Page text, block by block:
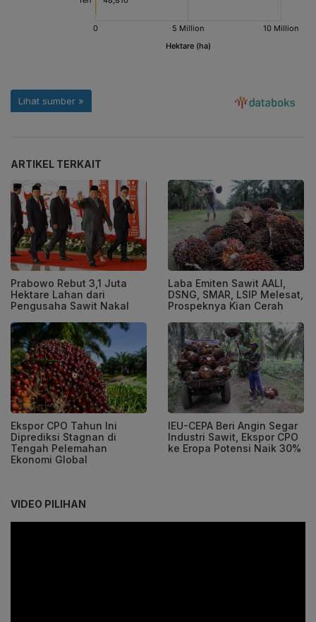
ARTIKEL TERKAIT
Prabowo Rebut 3,1 Juta
Hektare Lahan dari
Pengusaha Sawit Nakal
Laba Emiten Sawit AALI,
DSNG, SMAR, LSIP Melesat,
Prospeknya Kian Cerah
Ekspor CPO Tahun Ini
Diprediksi Stagnan di
Tengah Pelemahan
Ekonomi Global
IEU-CEPA Beri Angin Segar
Industri Sawit, Ekspor CPO
ke Eropa Potensi Naik 30%
VIDEO PILIHAN